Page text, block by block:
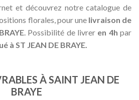
et découvrez notre catalogue de
florales, pour une livraison de
. Possibilité de livrer en 4h par
à ST JEAN DE BRAYE.
À SAINT JEAN DE
BRAYE